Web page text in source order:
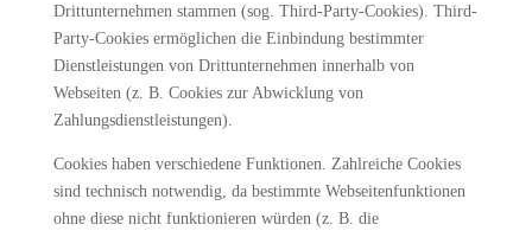
Drittunternehmen stammen (sog. Third-Party-Cookies). Third-
Party-Cookies ermöglichen die Einbindung bestimmter
Dienstleistungen von Drittunternehmen innerhalb von
Webseiten (z. B. Cookies zur Abwicklung von
Zahlungsdienstleistungen).
Cookies haben verschiedene Funktionen. Zahlreiche Cookies
sind technisch notwendig, da bestimmte Webseitenfunktionen
ohne diese nicht funktionieren würden (z. B. die